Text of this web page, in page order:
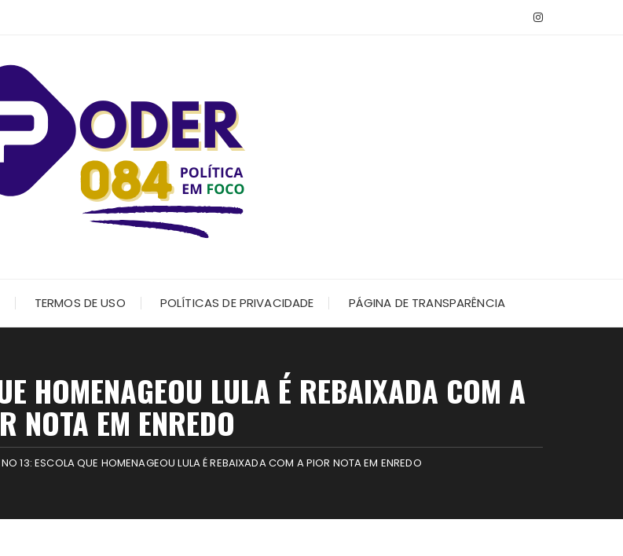
TERMOS DE USO POLÍTICAS DE PRIVACIDADE PÁGINA DE TRANSPARÊNCIA
HOMENAGEOU LULA É REBAIXADA COM A
NOTA EM ENREDO
13: ESCOLA QUE HOMENAGEOU LULA É REBAIXADA COM A PIOR NOTA EM ENREDO